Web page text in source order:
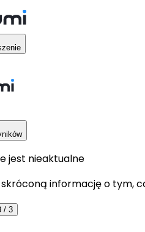
jest nieaktualne
informację o tym,
/ 3